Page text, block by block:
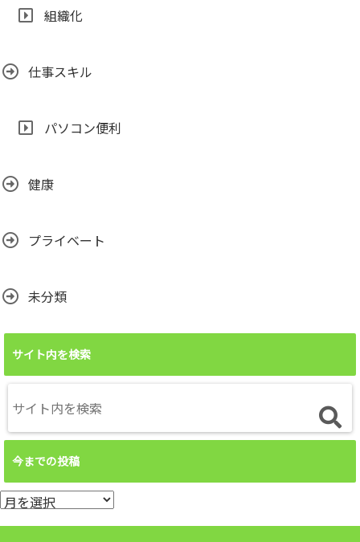
組織化
仕事スキル
パソコン便利
健康
プライベート
未分類
サイト内を検索
今までの投稿
今